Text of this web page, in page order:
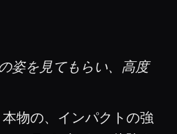
姿を見てもらい、高度
物の、インパクトの強